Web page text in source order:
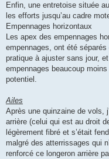
Enfin, une entretoise située
les efforts jusqu’au cadre
Empennages horizontaux
Les apex des empennages
empennages, ont été
pratique à ajuster sans jour,
empennages beaucoup
potentiel.
Ailes
Après une quinzaine de vols,
arrière (celui qui est au droit
légèrement fibré et s’était
malgré des atterrissages qui
renforcé ce longeron arrière